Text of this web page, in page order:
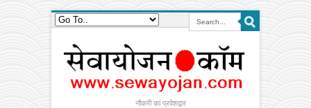
नौकरी का प्रवेशद्वार